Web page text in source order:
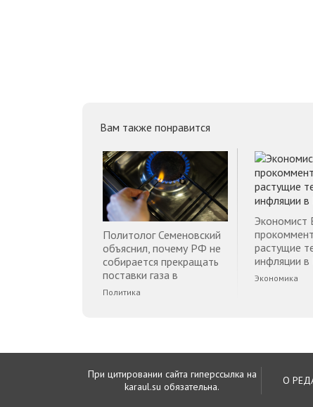
Вам также понравится
Политолог Семеновский
объяснил, почему РФ не
собирается прекращать
поставки газа в
Финляндию
Политика
Экономист
растущие
инфляции в
Экономика
При цитировании сайта гиперссылка на
karaul.su обязательна.
О